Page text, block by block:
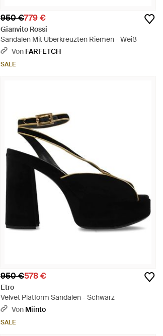
950 €779 €
Gianvito Rossi
Sandalen Mit Überkreuzten Riemen - Weiß
Von FARFETCH
SALE
950 €578 €
Etro
Velvet Platform Sandalen - Schwarz
Von Miinto
SALE